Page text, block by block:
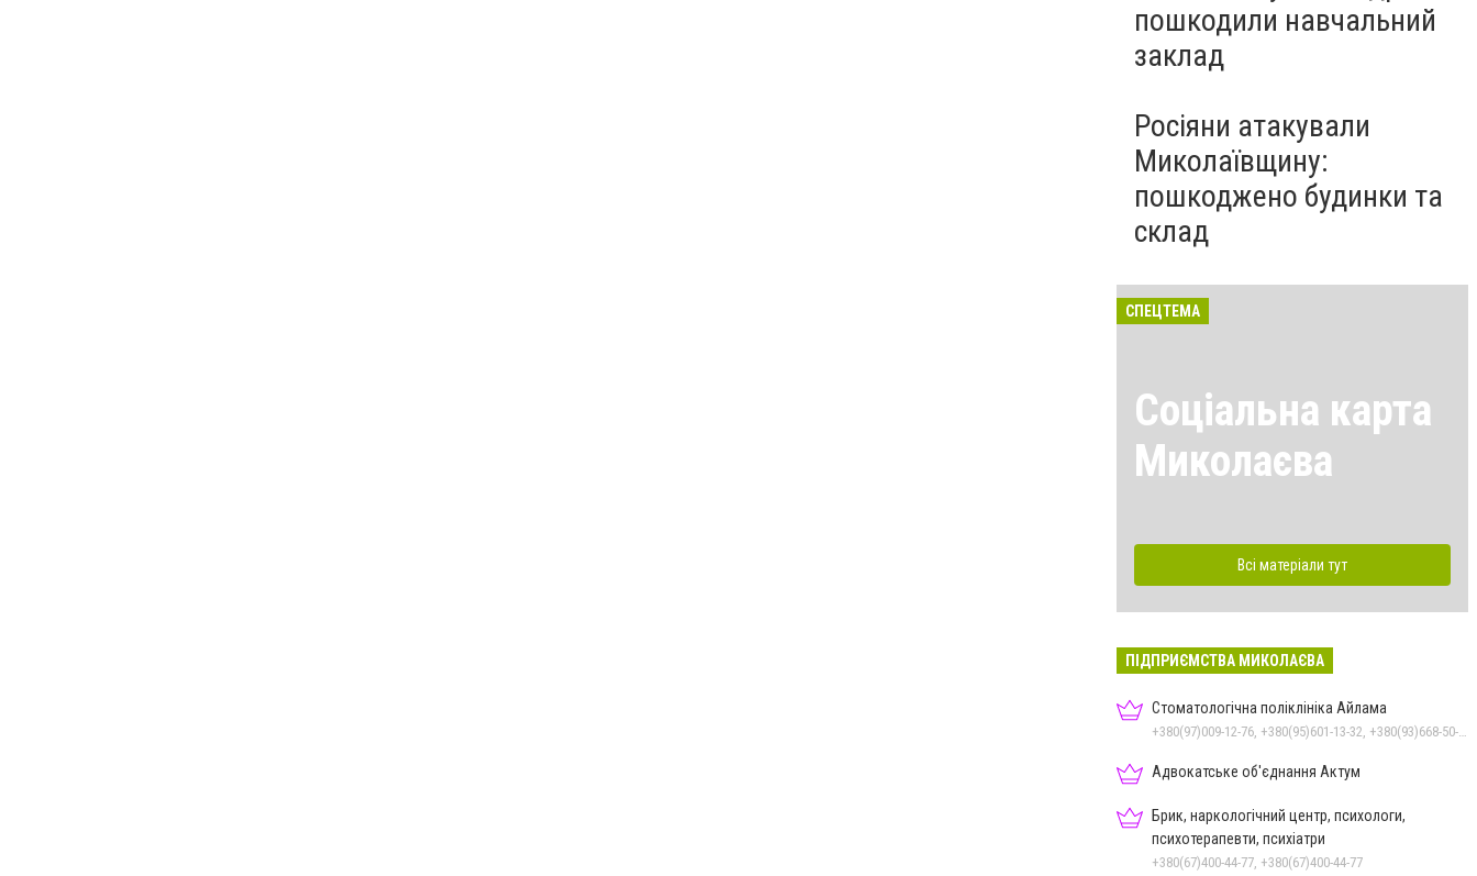
пошкодили навчальний
заклад
Росіяни атакували
Миколаївщину:
пошкоджено будинки та
склад
СПЕЦТЕМА
Соціальна карта
Миколаєва
Всі матеріали тут
ПІДПРИЄМСТВА МИКОЛАЄВА
Стоматологічна поліклініка Айлама
Адвокатське об'єднання Актум
Брик, наркологічний центр, психологи,
психотерапевти, психіатри
+380(67)400-44-77, +380(67)400-44-77